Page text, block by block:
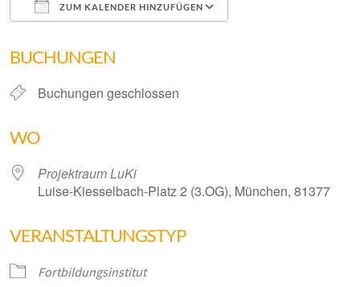
ZUM KALENDER HINZUFÜGEN
BUCHUNGEN
Buchungen geschlossen
WO
Projektraum LuKi
Luise-Kiesselbach-Platz 2 (3.OG), München, 81377
VERANSTALTUNGSTYP
Fortbildungsinstitut